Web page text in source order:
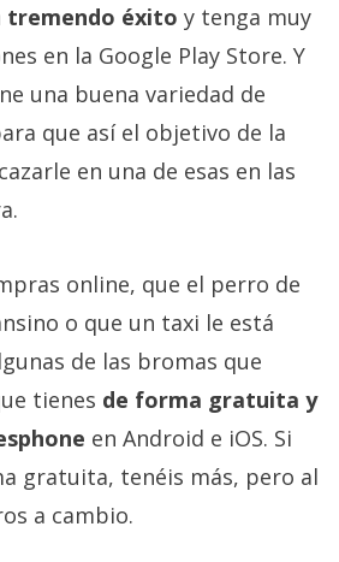
tremendo éxito y tenga muy
en la Google Play Store. Y
una buena variedad de
que así el objetivo de la
en una de esas en las
online, que el perro de
o que un taxi le está
de las bromas que
tienes de forma gratuita y
en Android e iOS. Si
gratuita, tenéis más, pero al
a cambio.